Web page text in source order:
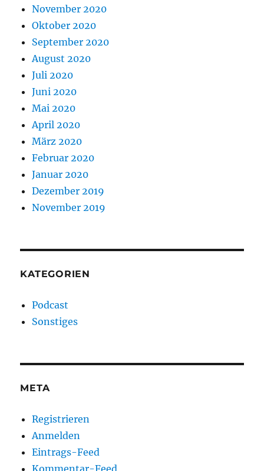
November 2020
Oktober 2020
September 2020
August 2020
Juli 2020
Juni 2020
Mai 2020
April 2020
März 2020
Februar 2020
Januar 2020
Dezember 2019
November 2019
KATEGORIEN
Podcast
Sonstiges
META
Registrieren
Anmelden
Eintrags-Feed
Kommentar-Feed